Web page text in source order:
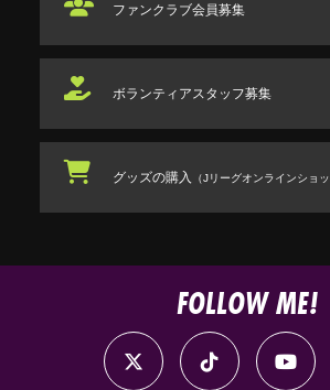
ファンクラブ会員募集
ボランティアスタッフ募集
グッズの購入 （Jリーグオンラインショッ
FOLLOW ME!